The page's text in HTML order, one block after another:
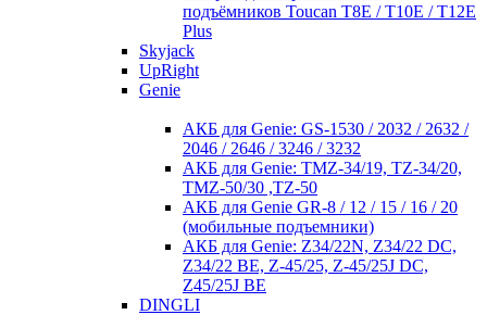
подъёмников Toucan T8E / T10E / T12E
Plus
Skyjack
UpRight
Genie
АКБ для Genie: GS-1530 / 2032 / 2632 /
2046 / 2646 / 3246 / 3232
АКБ для Genie: TMZ-34/19, TZ-34/20,
TMZ-50/30 ,TZ-50
АКБ для Genie GR-8 / 12 / 15 / 16 / 20
(мобильные подъемники)
АКБ для Genie: Z34/22N, Z34/22 DC,
Z34/22 BE, Z-45/25, Z-45/25J DC,
Z45/25J BE
DINGLI